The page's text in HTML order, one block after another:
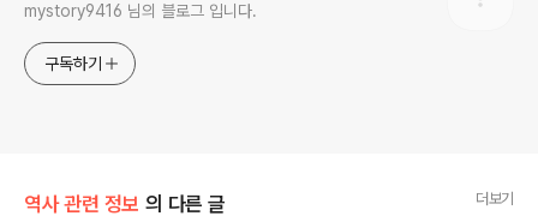
mystory9416 님의 블로그 입니다.
구독하기
역사 관련 정보 의 다른 글 더보기